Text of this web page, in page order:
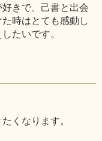
きで、己書と出会
時はとても感動し
たいです。
くなります。